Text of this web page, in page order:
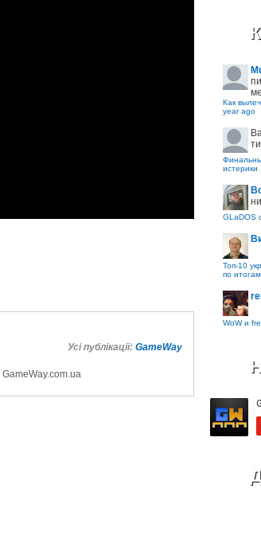
Усі публікації: GameWay
GameWay.com.ua
Как
year ago
истерики
GLaDOS
Топ-10
по
WoW и